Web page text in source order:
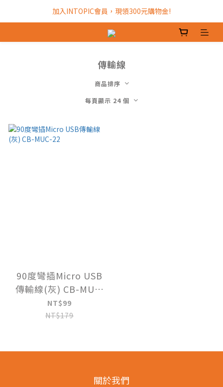
加入INTOPIC會員，現領300元購物金!
加入INTOPIC會員，現領300元購物金!
全館滿$499免運費!
傳輸線
商品排序
每頁顯示 24 個
90度彎插Micro USB
傳輸線(灰) CB-MUC-
22
NT$99
NT$179
關於我們